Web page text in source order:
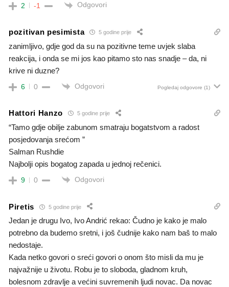
2 -1 Odgovori
pozitivan pesimista 5 godine prije
zanimljivo, gdje god da su na pozitivne teme uvjek slaba
reakcija, i onda se mi jos kao pitamo sto nas snadje – da, ni
krive ni duzne?
6 0 Odgovori Pogledaj odgovore (1)
Hattori Hanzo 5 godine prije
“Tamo gdje obilje zabunom smatraju bogatstvom a radost
posjedovanja srećom ”
Salman Rushdie
Najbolji opis bogatog zapada u jednoj rečenici.
9 0 Odgovori
Piretis 5 godine prije
Jedan je drugu Ivo, Ivo Andrić rekao: Čudno je kako je malo
potrebno da budemo sretni, i još čudnije kako nam baš to malo
nedostaje.
Kada netko govori o sreći govori o onom što misli da mu je
najvažnije u životu. Robu je to sloboda, gladnom kruh,
bolesnom zdravlje a većini suvremenih ljudi novac. Da novac